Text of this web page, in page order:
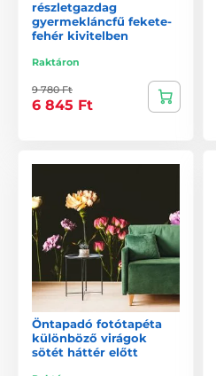
részletgazdag
gyermekláncfű fekete-
fehér kivitelben
Raktáron
9 780 Ft
6 845 Ft
Öntapadó fotótapéta
különböző virágok
sötét háttér előtt